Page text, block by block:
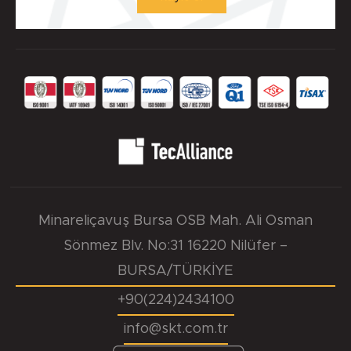
Minareliçavuş Bursa OSB Mah. Ali Osman
Sönmez Blv. No:31 16220 Nilüfer –
BURSA/TÜRKİYE
+90(224)2434100
info@skt.com.tr